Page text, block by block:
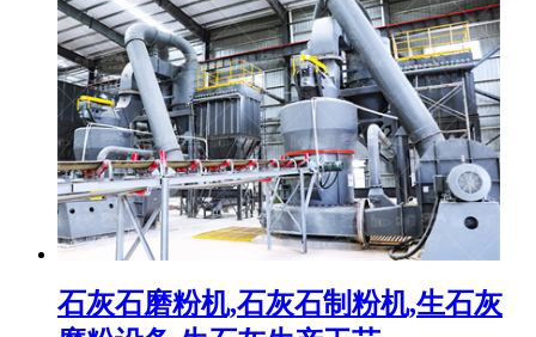
石灰石磨粉机,石灰石制粉机,生石灰